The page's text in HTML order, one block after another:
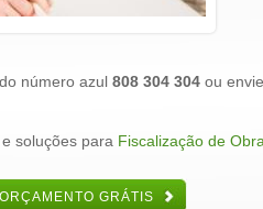
número azul 808 304 304 ou
soluções para Fiscalização de
GRÁTIS